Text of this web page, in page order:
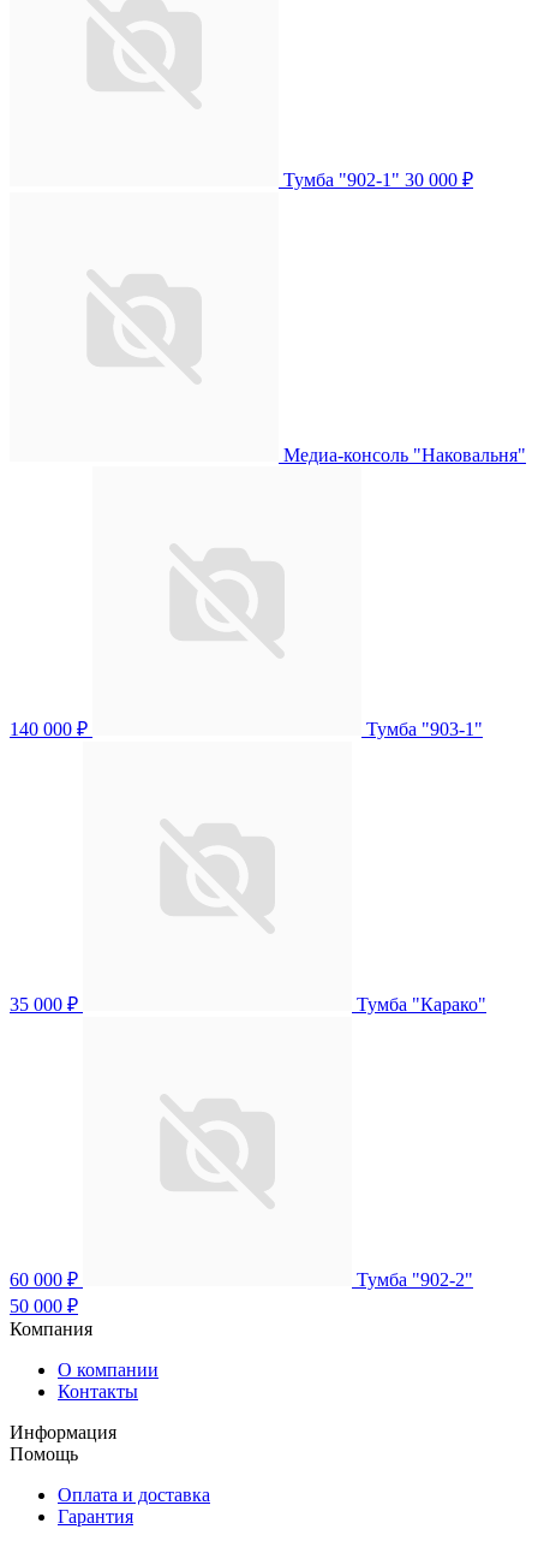
Тумба "902-1" 30 000 ₽
Медиа-консоль "Наковальня"
140 000 ₽ Тумба "903-1"
35 000 ₽ Тумба "Карако"
60 000 ₽
Тумба "902-2"
50 000 ₽
Компания
О компании
Контакты
Информация
Помощь
Оплата и доставка
Гарантия